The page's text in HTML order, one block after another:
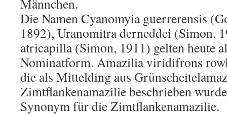
Männchen.
Die Namen Cyanomyia guerrerensis
1892), Uranomitra derneddei (Simon,
atricapilla (Simon, 1911) gelten heute
Nominatform. Amazilia viridifrons
die als Mittelding aus
Zimtflankenamazilie beschrieben
Synonym für die Zimtflankenamazilie.